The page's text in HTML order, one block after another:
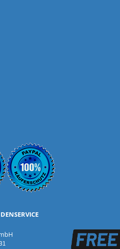
GmbH